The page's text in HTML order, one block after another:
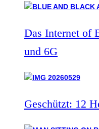
Das Internet of
und 6G
Geschützt: 12